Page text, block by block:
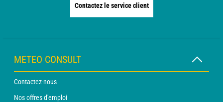
Contactez le service client
METEO CONSULT
Contactez-nous
Nos offres d'emploi